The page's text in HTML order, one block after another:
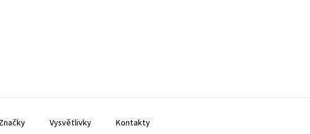
Vysvětlivky Kontakty